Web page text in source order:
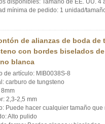
disponibles: Tamaño de EE. UU.
mínima de pedido: 1 unidad/
de alianzas de boda
con bordes biselados
blanca
de artículo: MIB0038S-8
carburo de tungsteno
2,3-2,5 mm
Puede hacer cualquier tamaño que
Alto pulido